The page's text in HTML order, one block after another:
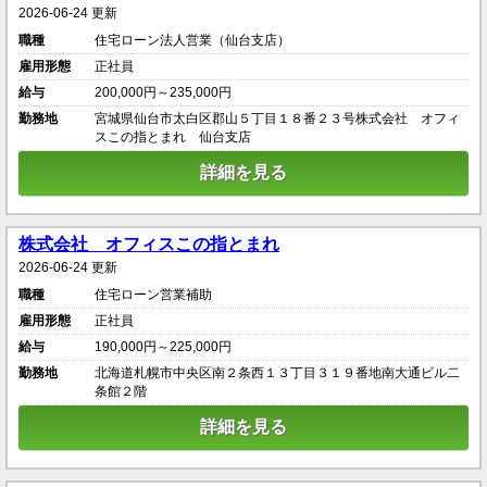
2026-06-24 更新
職種
住宅ローン法人営業（仙台支店）
雇用形態
正社員
給与
200,000円～235,000円
勤務地
宮城県仙台市太白区郡山５丁目１８番２３号株式会社 オフィ
スこの指とまれ 仙台支店
詳細を見る
株式会社 オフィスこの指とまれ
2026-06-24 更新
職種
住宅ローン営業補助
雇用形態
正社員
給与
190,000円～225,000円
勤務地
北海道札幌市中央区南２条西１３丁目３１９番地南大通ビル二
条館２階
詳細を見る